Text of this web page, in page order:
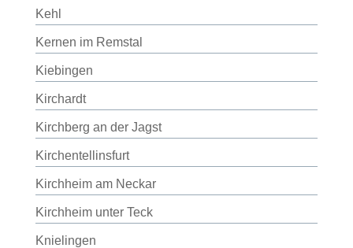
Kehl
Kernen im Remstal
Kiebingen
Kirchardt
Kirchberg an der Jagst
Kirchentellinsfurt
Kirchheim am Neckar
Kirchheim unter Teck
Knielingen